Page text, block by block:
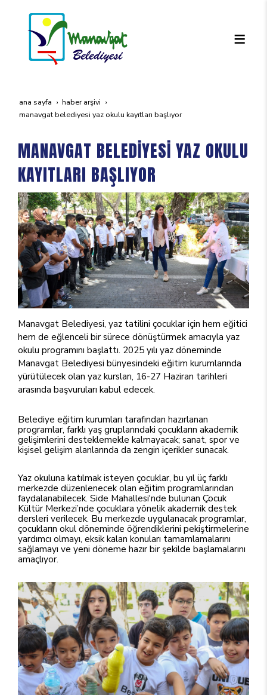
ana sayfa
haber arşivi
manavgat beledi̇yesi̇ yaz okulu kayitlari başliyor
MANAVGAT BELEDİYESİ YAZ OKULU
KAYITLARI BAŞLIYOR
Manavgat Belediyesi, yaz tatilini çocuklar için hem eğitici
hem de eğlenceli bir sürece dönüştürmek amacıyla yaz
okulu programını başlattı. 2025 yılı yaz döneminde
Manavgat Belediyesi bünyesindeki eğitim kurumlarında
yürütülecek olan yaz kursları, 16-27 Haziran tarihleri
arasında başvuruları kabul edecek.
Belediye eğitim kurumları tarafından hazırlanan
programlar, farklı yaş gruplarındaki çocukların akademik
gelişimlerini desteklemekle kalmayacak; sanat, spor ve
kişisel gelişim alanlarında da zengin içerikler sunacak.
Yaz okuluna katılmak isteyen çocuklar, bu yıl üç farklı
merkezde düzenlenecek olan eğitim programlarından
faydalanabilecek. Side Mahallesi'nde bulunan Çocuk
Kültür Merkezi’nde çocuklara yönelik akademik destek
dersleri verilecek. Bu merkezde uygulanacak programlar,
çocukların okul döneminde öğrendiklerini pekiştirmelerine
yardımcı olmayı, eksik kalan konuları tamamlamalarını
sağlamayı ve yeni döneme hazır bir şekilde başlamalarını
amaçlıyor.